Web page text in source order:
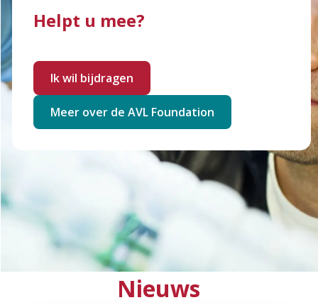
Helpt u mee?
Ik wil bijdragen
Meer over de AVL Foundation
Nieuws